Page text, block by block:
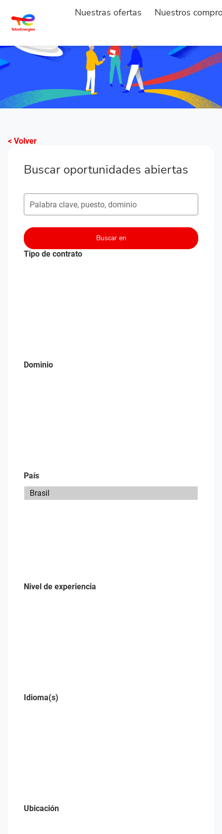
Nuestras ofertas Nuestros
< Volver
Buscar oportunidades abiertas
Buscar puestos vacantes
Buscar en
Tipo de contrato
Dominio
País
Nivel de experiencia
Idioma(s)
Ubicación